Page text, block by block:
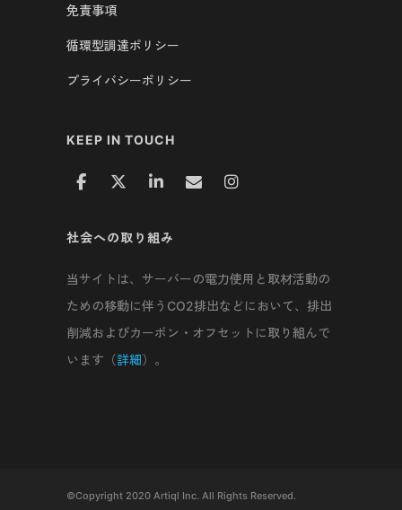
免責事項
循環型調達ポリシー
プライバシーポリシー
KEEP IN TOUCH
社会への取り組み
当サイトは、サーバーの電力使用と取材活動の
ための移動に伴うCO2排出などにおいて、排出
削減およびカーボン・オフセットに取り組んで
います（詳細）。
©Copyright 2020 Artiql Inc. All Rights Reserved.